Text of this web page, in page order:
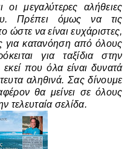
οι μεγαλύτερες αλήθειες
Πρέπει όμως να τις
ώστε να είναι ευχάριστες,
για κατανόηση από όλους
για ταξίδια στην
που όλα είναι δυνατά
αληθινά. Σας δίνουμε
θα μείνει σε όλους
τελευταία σελίδα.